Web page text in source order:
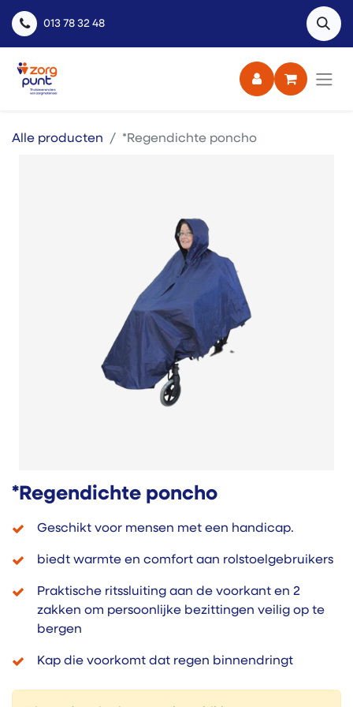
013 78 32 48
Alle producten *Regendichte poncho
*Regendichte poncho
Geschikt voor mensen met een handicap.
biedt warmte en comfort aan rolstoelgebruikers
Praktische ritssluiting aan de voorkant en 2
zakken om persoonlijke bezittingen veilig op te
bergen
Kap die voorkomt dat regen binnendringt